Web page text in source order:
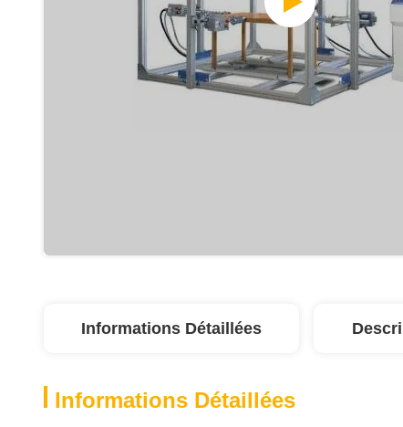
Informations Détaillées
Informations Détaillées